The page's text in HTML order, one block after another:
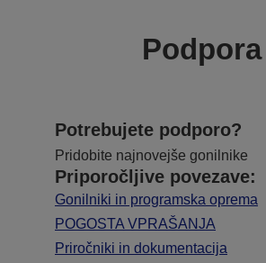
Podpora
Potrebujete podporo?
Pridobite najnovejše gonilnike
Priporočljive povezave:
Gonilniki in programska oprema
POGOSTA VPRAŠANJA
Priročniki in dokumentacija